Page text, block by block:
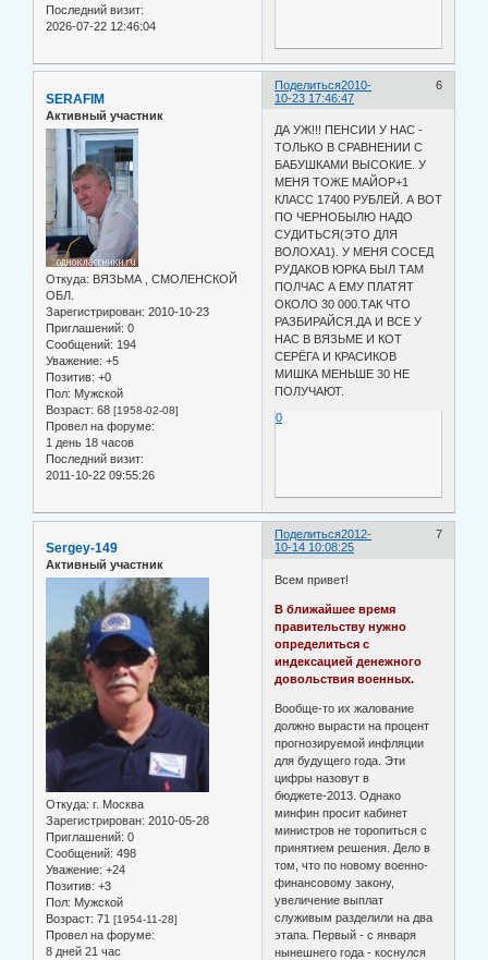
Последний визит:
2026-07-22 12:46:04
Поделиться 6
2010-
10-23 17:46:47
SERAFIM
Активный участник
Откуда: ВЯЗЬМА , СМОЛЕНСКОЙ
ОБЛ.
Зарегистрирован: 2010-10-23
Приглашений: 0
Сообщений: 194
Уважение: +5
Позитив: +0
Пол: Мужской
Возраст: 68 [1958-02-08]
Провел на форуме:
1 день 18 часов
Последний визит:
2011-10-22 09:55:26
ДА УЖ!!! ПЕНСИИ У НАС -
ТОЛЬКО В СРАВНЕНИИ С
БАБУШКАМИ ВЫСОКИЕ. У
МЕНЯ ТОЖЕ МАЙОР+1
КЛАСС 17400 РУБЛЕЙ. А ВОТ
ПО ЧЕРНОБЫЛЮ НАДО
СУДИТЬСЯ(ЭТО ДЛЯ
ВОЛОХА1). У МЕНЯ СОСЕД
РУДАКОВ ЮРКА БЫЛ ТАМ
ПОЛЧАС А ЕМУ ПЛАТЯТ
ОКОЛО 30 000.ТАК ЧТО
РАЗБИРАЙСЯ.ДА И ВСЕ У
НАС В ВЯЗЬМЕ И КОТ
СЕРЁГА И КРАСИКОВ
МИШКА МЕНЬШЕ 30 НЕ
ПОЛУЧАЮТ.
0
Поделиться 7
2012-
10-14 10:08:25
Sergey-149
Активный участник
Откуда: г. Москва
Зарегистрирован: 2010-05-28
Приглашений: 0
Сообщений: 498
Уважение: +24
Позитив: +3
Пол: Мужской
Возраст: 71 [1954-11-28]
Провел на форуме:
8 дней 21 час
Всем привет!
В ближайшее время
правительству нужно
определиться с
индексацией денежного
довольствия военных.
Вообще-то их жалование
должно вырасти на процент
прогнозируемой инфляции
для будущего года. Эти
цифры назовут в
бюджете-2013. Однако
минфин просит кабинет
министров не торопиться с
принятием решения. Дело в
том, что по новому военно-
финансовому закону,
увеличение выплат
служивым разделили на два
этапа. Первый - с января
нынешнего года - коснулся